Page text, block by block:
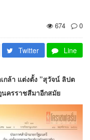
674
0
Twitter Line
กล้า แต่งตั้ง ”สุวัจน์ ลิปต
ครราชสีมาอีกสมัย